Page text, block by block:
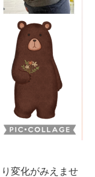
変化がみえませ